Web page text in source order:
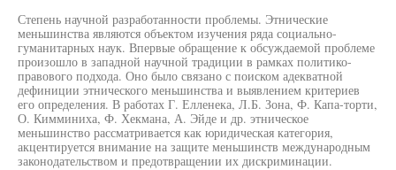
Степень научной разработанности проблемы. Этнические
меньшинства являются объектом изучения ряда социально-
гуманитарных наук. Впервые обращение к обсуждаемой проблеме
произошло в западной научной традиции в рамках политико-
правового подхода. Оно было связано с поиском адекватной
дефиниции этнического меньшинства и выявлением критериев
его определения. В работах Г. Елленека, Л.Б. Зона, Ф. Капа-торти,
О. Кимминиха, Ф. Хекмана, А. Эйде и др. этническое
меньшинство рассматривается как юридическая категория,
акцентируется внимание на защите меньшинств международным
законодательством и предотвращении их дискриминации.